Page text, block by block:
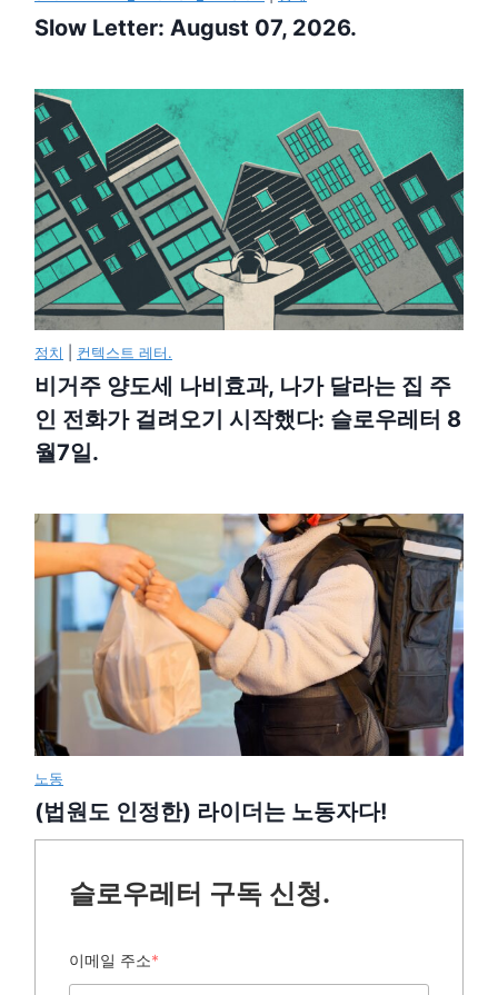
Slow Letter: August 07, 2026.
정치 컨텍스트 레터.
비거주 양도세 나비효과, 나가 달라는 집 주
인 전화가 걸려오기 시작했다: 슬로우레터 8
월7일.
노동
(법원도 인정한) 라이더는 노동자다!
슬로우레터 구독 신청.
이메일 주소*